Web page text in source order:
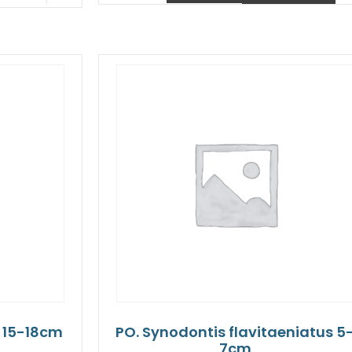
18cm
PO. Synodontis flavitaeniatus